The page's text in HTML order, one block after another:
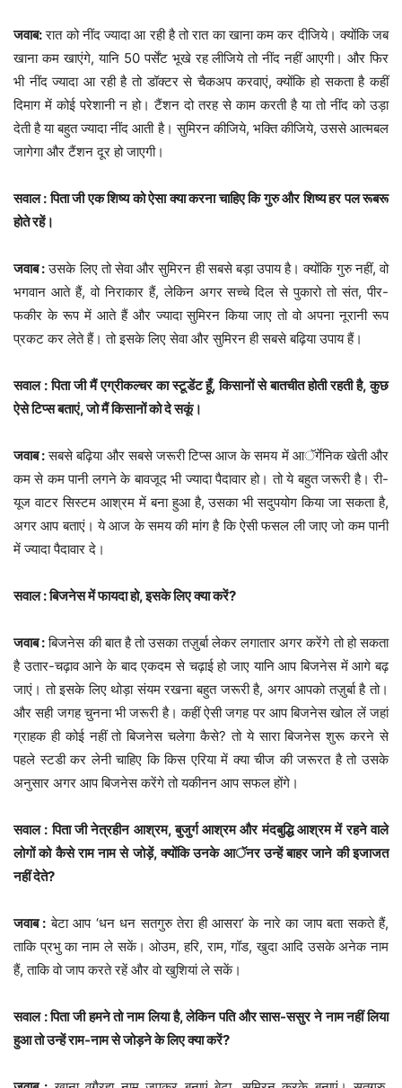
जवाब:रात को नींद ज्यादा आ रही है तो रात का खाना कम कर दीजिये। क्योंकि जब
खाना कम खाएंगे, यानि 50 पर्सेंट भूखे रह लीजिये तो नींद नहीं आएगी। और फिर
भी नींद ज्यादा आ रही है तो डॉक्टर से चैकअप करवाएं, क्योंकि हो सकता है कहीं
दिमाग में कोई परेशानी न हो। टैंशन दो तरह से काम करती है या तो नींद को उड़ा
देती है या बहुत ज्यादा नींद आती है। सुमिरन कीजिये, भक्ति कीजिये, उससे आत्मबल
जागेगा और टैंशन दूर हो जाएगी।
सवाल : पिता जी एक शिष्य को ऐसा क्या करना चाहिए कि गुरु और शिष्य हर पल रूबरू
होते रहें।
जवाब :उसके लिए तो सेवा और सुमिरन ही सबसे बड़ा उपाय है। क्योंकि गुरु नहीं, वो
भगवान आते हैं, वो निराकार हैं, लेकिन अगर सच्चे दिल से पुकारो तो संत, पीर-
फकीर के रूप में आते हैं और ज्यादा सुमिरन किया जाए तो वो अपना नूरानी रूप
प्रकट कर लेते हैं। तो इसके लिए सेवा और सुमिरन ही सबसे बढ़िया उपाय हैं।
सवाल : पिता जी मैं एग्रीकल्चर का स्टूडेंट हूँ, किसानों से बातचीत होती रहती है, कुछ
ऐसे टिप्स बताएं, जो मैं किसानों को दे सकूं।
जवाब :सबसे बढ़िया और सबसे जरूरी टिप्स आज के समय में आॅर्गेनिक खेती और
कम से कम पानी लगने के बावजूद भी ज्यादा पैदावार हो। तो ये बहुत जरूरी है। री-
यूज वाटर सिस्टम आश्रम में बना हुआ है, उसका भी सदुपयोग किया जा सकता है,
अगर आप बताएं। ये आज के समय की मांग है कि ऐसी फसल ली जाए जो कम पानी
में ज्यादा पैदावार दे।
सवाल : बिजनेस में फायदा हो, इसके लिए क्या करें?
जवाब :बिजनेस की बात है तो उसका तज़ुर्बा लेकर लगातार अगर करेंगे तो हो सकता
है उतार-चढ़ाव आने के बाद एकदम से चढ़ाई हो जाए यानि आप बिजनेस में आगे बढ़
जाएं। तो इसके लिए थोड़ा संयम रखना बहुत जरूरी है, अगर आपको तज़ुर्बा है तो।
और सही जगह चुनना भी जरूरी है। कहीं ऐसी जगह पर आप बिजनेस खोल लें जहां
ग्राहक ही कोई नहीं तो बिजनेस चलेगा कैसे? तो ये सारा बिजनेस शुरू करने से
पहले स्टडी कर लेनी चाहिए कि किस एरिया में क्या चीज की जरूरत है तो उसके
अनुसार अगर आप बिजनेस करेंगे तो यकीनन आप सफल होंगे।
सवाल : पिता जी नेत्रहीन आश्रम, बुजुर्ग आश्रम और मंदबुद्धि आश्रम में रहने वाले
लोगों को कैसे राम नाम से जोड़ें, क्योंकि उनके आॅनर उन्हें बाहर जाने की इजाजत
नहीं देते?
जवाब : बेटा आप ‘धन धन सतगुरु तेरा ही आसरा’ के नारे का जाप बता सकते हैं,
ताकि प्रभु का नाम ले सकें। ओउम, हरि, राम, गॉड, खुदा आदि उसके अनेक नाम
हैं, ताकि वो जाप करते रहें और वो खुशियां ले सकें।
सवाल : पिता जी हमने तो नाम लिया है, लेकिन पति और सास-ससुर ने नाम नहीं लिया
हुआ तो उन्हें राम-नाम से जोड़ने के लिए क्या करें?